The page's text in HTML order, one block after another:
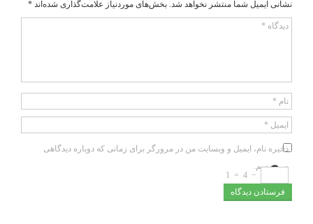
نشانی ایمیل شما منتشر نخواهد شد. بخش‌های موردنیاز علامت‌گذاری شده‌اند *
دیدگاه *
نام *
ایمیل *
ذخیره نام، ایمیل و وبسایت من در مرورگر برای زمانی که دوباره دیدگاهی
می‌نویسم.
−
4
=
1